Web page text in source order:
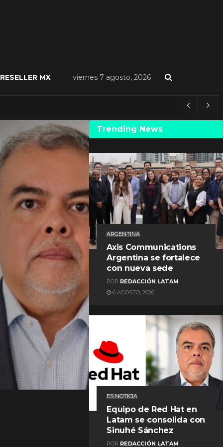
RESELLER MX viernes 7 agosto, 2026
Trending News
ARGENTINA
Axis Communications
Argentina se fortalece
con nueva sede
POR REDACCIÓN LATAM
6 AGOSTO, 2026
ES NOTICIA
Equipo de Red Hat en
Latam se consolida con
Sinuhé Sánchez
POR REDACCIÓN LATAM